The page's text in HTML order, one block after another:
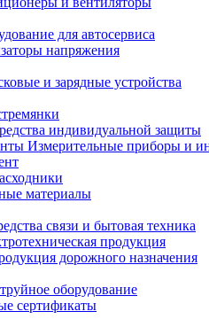
для автосервиса
напряжения
и зарядные устройства
индивидуальной защиты
Измерительные приборы и
материалы
связи и бытовая техника
продукция
дорожного назначения
оборудование
сертификаты